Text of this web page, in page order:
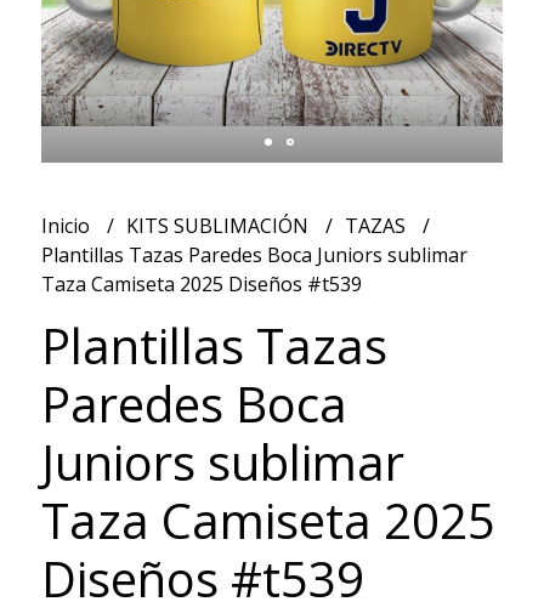
Inicio KITS SUBLIMACIÓN
TAZAS
Plantillas Tazas Paredes Boca Juniors sublimar
Taza Camiseta 2025 Diseños #t539
Plantillas Tazas
Paredes Boca
Juniors sublimar
Taza Camiseta 2025
Diseños #t539